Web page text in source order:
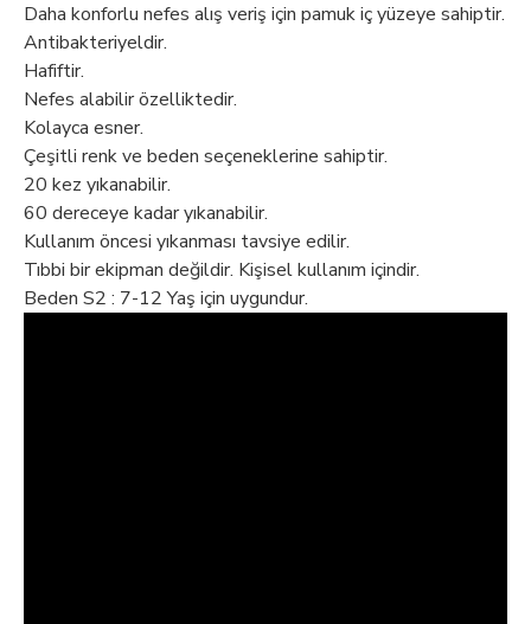
Daha konforlu nefes alış veriş için pamuk iç yüzeye sahiptir.
Antibakteriyeldir.
Hafiftir.
Nefes alabilir özelliktedir.
Kolayca esner.
Çeşitli renk ve beden seçeneklerine sahiptir.
20 kez yıkanabilir.
60 dereceye kadar yıkanabilir.
Kullanım öncesi yıkanması tavsiye edilir.
Tıbbi bir ekipman değildir. Kişisel kullanım içindir.
Beden S2 : 7-12 Yaş için uygundur.